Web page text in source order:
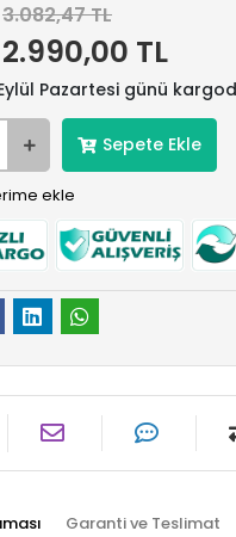
3.082,47 TL
2.990,00 TL
Pazartesi günü
Sepete Ekle
ekle
Garanti ve Teslimat